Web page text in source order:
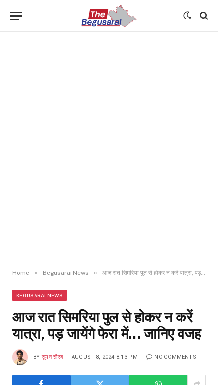
Home » Begusarai News » आज रात सिमरिया पुल से होकर न करें यात्रा, पड़ जायेंगे फेरा में… जानिए वजह
BEGUSARAI NEWS
आज रात सिमरिया पुल से होकर न करें
यात्रा, पड़ जायेंगे फेरा में… जानिए वजह
BY सुमन सौरब AUGUST 8, 2024 8:13 PM NO COMMENTS